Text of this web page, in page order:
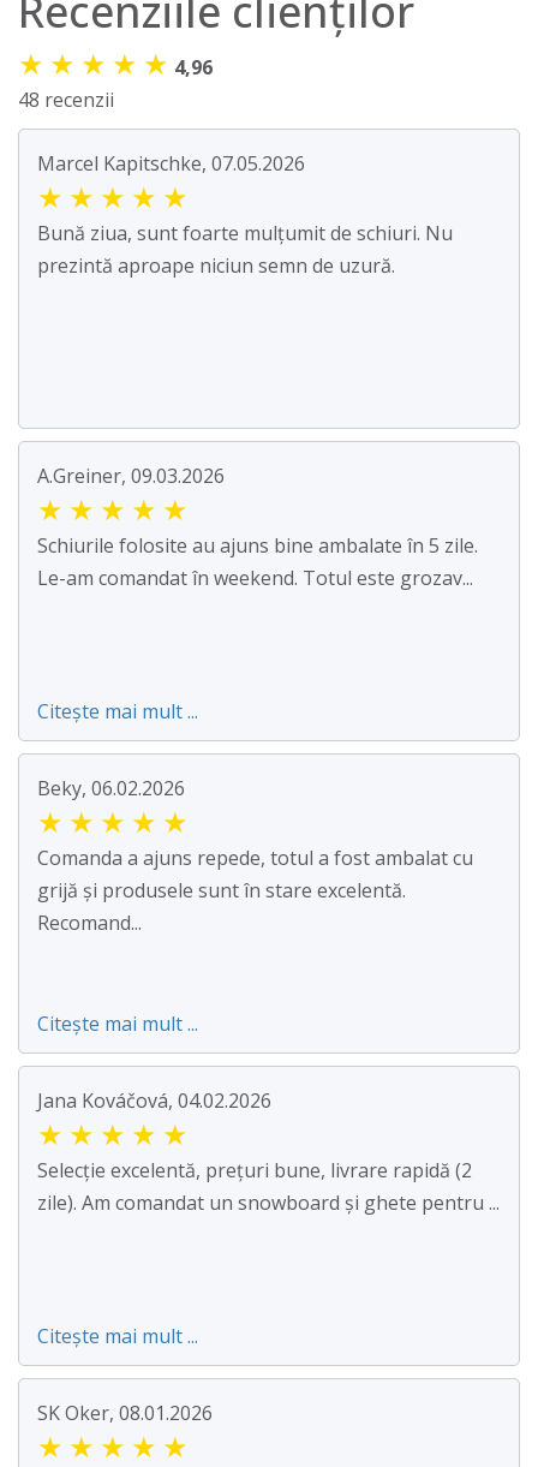
★ ★ ★ ★ ★ 4,96
48 recenzii
Marcel Kapitschke, 07.05.2026
★ ★ ★ ★ ★
Bună ziua, sunt foarte mulțumit de schiuri. Nu
prezintă aproape niciun semn de uzură.
A.Greiner, 09.03.2026
★ ★ ★ ★ ★
Schiurile folosite au ajuns bine ambalate în 5 zile.
Le-am comandat în weekend. Totul este grozav...
Citește mai mult ...
Beky, 06.02.2026
★ ★ ★ ★ ★
Comanda a ajuns repede, totul a fost ambalat cu
grijă și produsele sunt în stare excelentă.
Recomand...
Citește mai mult ...
Jana Kováčová, 04.02.2026
★ ★ ★ ★ ★
Selecție excelentă, prețuri bune, livrare rapidă (2
zile). Am comandat un snowboard și ghete pentru ...
Citește mai mult ...
SK Oker, 08.01.2026
★ ★ ★ ★ ★